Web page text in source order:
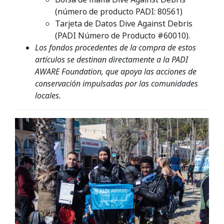
(número de producto PADI: 80561)
Tarjeta de Datos Dive Against Debris
(PADI Número de Producto #60010).
Los fondos procedentes de la compra de estos
artículos se destinan directamente a la PADI
AWARE Foundation, que apoya las acciones de
conservación impulsadas por las comunidades
locales.